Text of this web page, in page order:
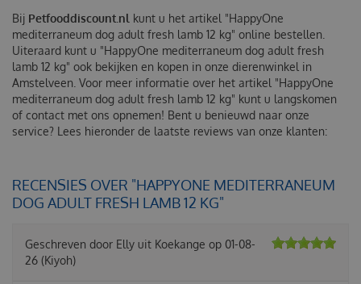
Bij Petfooddiscount.nl kunt u het artikel "HappyOne
mediterraneum dog adult fresh lamb 12 kg" online bestellen.
Uiteraard kunt u "HappyOne mediterraneum dog adult fresh
lamb 12 kg" ook bekijken en kopen in onze dierenwinkel in
Amstelveen. Voor meer informatie over het artikel "HappyOne
mediterraneum dog adult fresh lamb 12 kg" kunt u langskomen
of contact met ons opnemen! Bent u benieuwd naar onze
service? Lees hieronder de laatste reviews van onze klanten:
RECENSIES OVER "HAPPYONE MEDITERRANEUM
DOG ADULT FRESH LAMB 12 KG"
Geschreven door Elly uit Koekange op 01-08-
26 (Kiyoh)